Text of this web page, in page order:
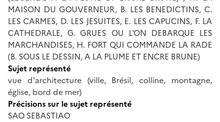
MAISON DU GOUVERNEUR, B. LES BENEDICTINS, C.
LES CARMES, D. LES JESUITES, E. LES CAPUCINS, F. LA
CATHEDRALE, G. GRUES OU L'ON DEBARQUE LES
MARCHANDISES, H. FORT QUI COMMANDE LA RADE
(B. SOUS LE DESSIN, A LA PLUME ET ENCRE BRUNE)
Sujet représenté
vue d'architecture (ville, Brésil, colline, montagne,
église, bord de mer)
Précisions sur le sujet représenté
SAO SEBASTIAO